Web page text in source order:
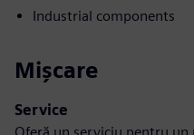
Industrial components
Mișcare
Service